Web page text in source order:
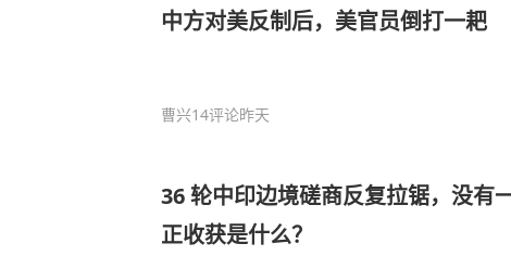
中方对美反制后，美官员倒打一耙
曹兴14评论昨天
36 轮中印边境磋商反复拉锯，没有
正收获是什么？